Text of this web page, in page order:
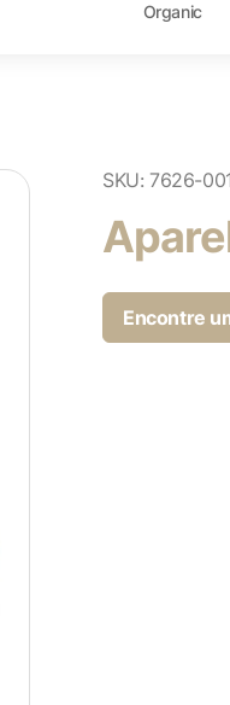
Organic
SKU: 7626-
Encontre